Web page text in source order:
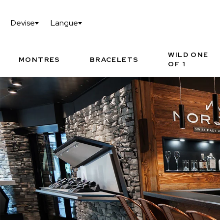
Devise Langue
MONTRES BRACELETS
WILD ONE
OF 1
MONTRES PROPOSÉES